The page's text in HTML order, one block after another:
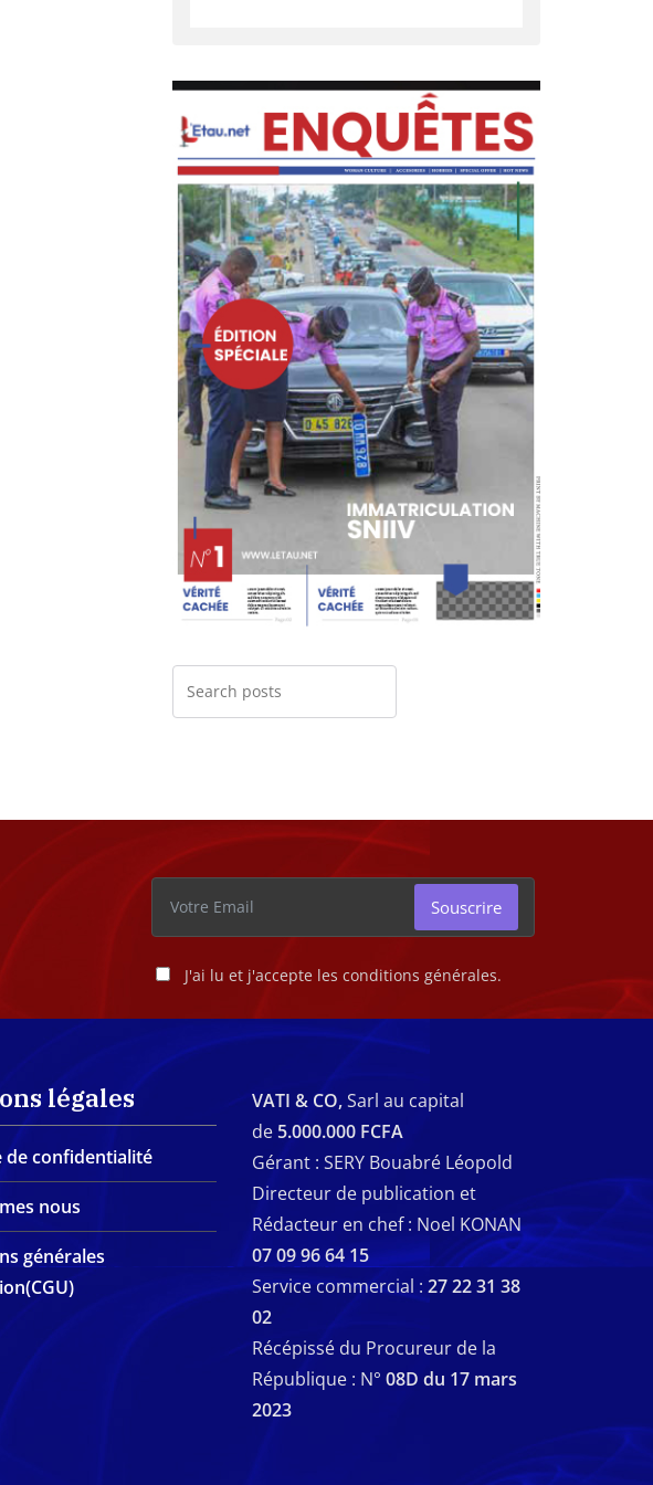
J'ai lu et j'accepte les conditions générales.
Souscrire
légales
de confidentialité
nous
générales
VATI & CO,Sarl au capital
de 5.000.000 FCFA
Gérant : SERY Bouabré Léopold
Directeur de publication et
Rédacteur en chef : Noel KONAN
07 09 96 64 15
Service commercial : 27 22 31 38
02
Récépissé du Procureur de la
République : N° 08D du 17 mars
2023